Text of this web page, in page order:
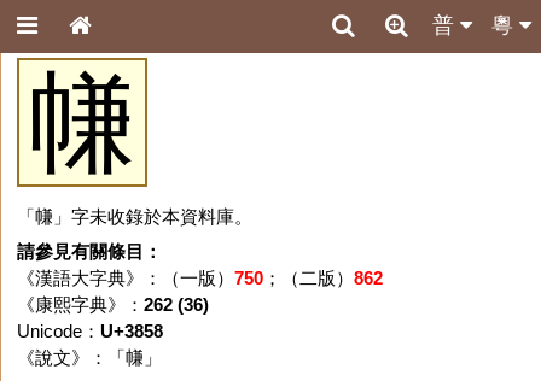
粵
普
㡘
「㡘」字未收錄於本資料庫。
請參見有關條目：
《漢語大字典》：（一版） 750；（二版） 862
《康熙字典》： 262 (36)
Unicode： U+3858
《說文》：「 㡘 」